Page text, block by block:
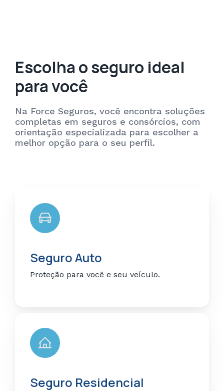
Escolha o seguro ideal
para você
Na Force Seguros, você encontra soluções
completas em seguros e consórcios, com
orientação especializada para escolher a
melhor opção para o seu perfil.
Seguro Auto
Proteção para você e seu veículo.
Seguro Residencial